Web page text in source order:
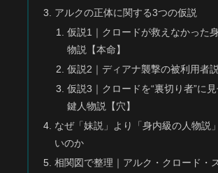
アルクの正体に関する3つの仮説
仮説1｜クロードが救えなかった
物説【本命】
仮説2｜ディアナ襲撃の被利用者説
仮説3｜クロードを“裏切り者”に
鍵人物説【穴】
なぜ「妹説」より「身内級の人物説
いのか
相関図で整理｜アルク・クロード・